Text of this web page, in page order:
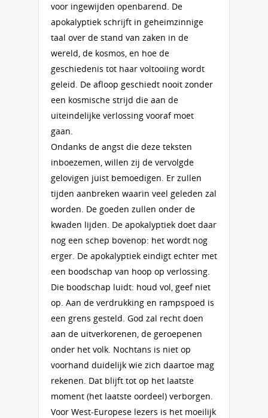
voor ingewijden openbarend. De
apokalyptiek schrijft in geheimzinnige
taal over de stand van zaken in de
wereld, de kosmos, en hoe de
geschiedenis tot haar voltooiing wordt
geleid. De afloop geschiedt nooit zonder
een kosmische strijd die aan de
uiteindelijke verlossing vooraf moet
gaan.
Ondanks de angst die deze teksten
inboezemen, willen zij de vervolgde
gelovigen juist bemoedigen. Er zullen
tijden aanbreken waarin veel geleden zal
worden. De goeden zullen onder de
kwaden lijden. De apokalyptiek doet daar
nog een schep bovenop: het wordt nog
erger. De apokalyptiek eindigt echter met
een boodschap van hoop op verlossing.
Die boodschap luidt: houd vol, geef niet
op. Aan de verdrukking en rampspoed is
een grens gesteld. God zal recht doen
aan de uitverkorenen, de geroepenen
onder het volk. Nochtans is niet op
voorhand duidelijk wie zich daartoe mag
rekenen. Dat blijft tot op het laatste
moment (het laatste oordeel) verborgen.
Voor West-Europese lezers is het moeilijk